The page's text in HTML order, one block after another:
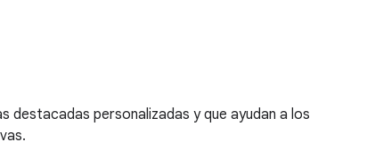
destacadas personalizadas y que ayudan a los